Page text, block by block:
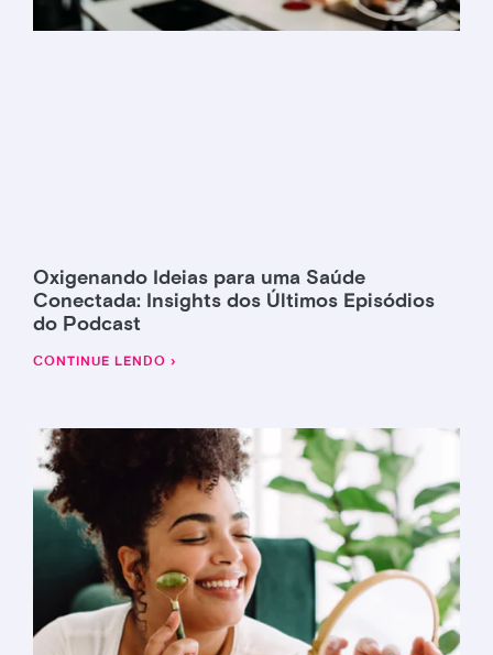
Oxigenando Ideias para uma Saúde
Conectada: Insights dos Últimos Episódios
do Podcast
CONTINUE LENDO ›